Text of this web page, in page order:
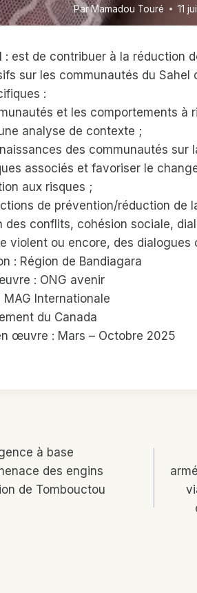
ParMamadou Touré 11
: est de contribuer à la réduction
sur les communautés du Sahel
:
et les comportements à
une analyse de contexte ;
des communautés sur
associés et favoriser le
aux risques ;
de prévention/réduction de
des conflits, cohésion sociale,
violent ou encore, des dialogues
: Région de Bandiagara
: ONG avenir
Internationale
du Canada
œuvre : Mars – Octobre 2025
à base
des engins
de Tombouctou